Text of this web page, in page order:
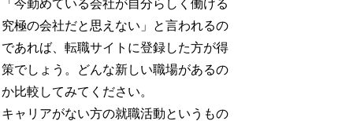
「今勤めている会社が自分らしく働ける
究極の会社だと思えない」と言われるの
であれば、転職サイトに登録した方が得
策でしょう。どんな新しい職場があるの
か比較してみてください。
キャリアがない方の就職活動というもの